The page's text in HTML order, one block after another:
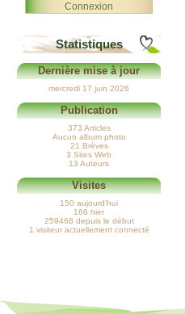
Connexion
Statistiques
Dernière mise à jour
mercredi 17 juin 2026
Publication
373 Articles
Aucun album photo
21 Brèves
3 Sites Web
13 Auteurs
Visites
150 aujourd’hui
166 hier
259468 depuis le début
1 visiteur actuellement connecté